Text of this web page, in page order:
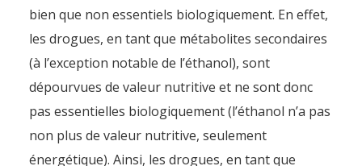
bien que non essentiels biologiquement. En effet,
les drogues, en tant que métabolites secondaires
(à l’exception notable de l’éthanol), sont
dépourvues de valeur nutritive et ne sont donc
pas essentielles biologiquement (l’éthanol n’a pas
non plus de valeur nutritive, seulement
énergétique). Ainsi, les drogues, en tant que